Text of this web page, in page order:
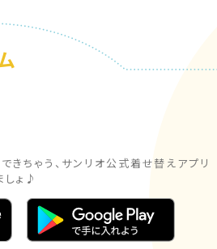
きちゃう、サンリオ公式着せ替えアプリ
しょ♪